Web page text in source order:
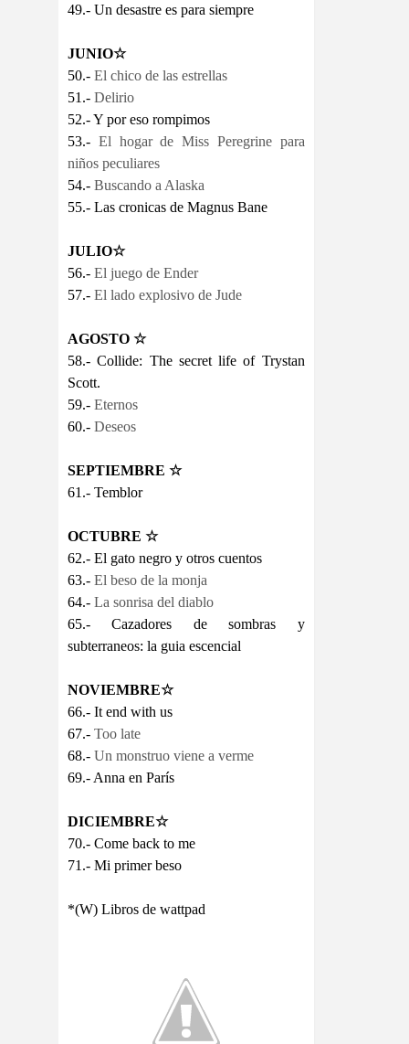
49.- Un desastre es para siempre
JUNIO☆
50.- El chico de las estrellas
51.- Delirio
52.- Y por eso rompimos
53.- El hogar de Miss Peregrine para
niños peculiares
54.- Buscando a Alaska
55.- Las cronicas de Magnus Bane
JULIO☆
56.- El juego de Ender
57.- El lado explosivo de Jude
AGOSTO ☆
58.- Collide: The secret life of Trystan
Scott.
59.- Eternos
60.- Deseos
SEPTIEMBRE ☆
61.- Temblor
OCTUBRE ☆
62.- El gato negro y otros cuentos
63.- El beso de la monja
64.- La sonrisa del diablo
65.- Cazadores de sombras y
subterraneos: la guia escencial
NOVIEMBRE☆
66.- It end with us
67.- Too late
68.- Un monstruo viene a verme
69.- Anna en París
DICIEMBRE☆
70.- Come back to me
71.- Mi primer beso
*(W) Libros de wattpad